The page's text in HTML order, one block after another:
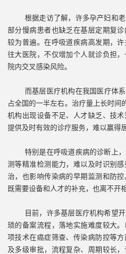
根据走访了解，许多孕产妇和老
部分慢病患者也缺乏在基层定期复
较为普遍。在呼吸道疾病高发期，
往大医院，不仅增加个人就诊负担
院内交叉感染风险。
而基层医疗机构在我国医疗体系
占全国的一半左右。治疗量上长时间
机构出现设备不足、人才缺乏、技
提供及时有效的诊疗服务，难以赢得
特别是在呼吸道疾病的诊断上，
测等精准检测能力，难以及时识别
治，也影响传染病的早期监测和防控
既需要设备和人才的补充，也离不开
目前，许多基层医疗机构希望开
琐的备案流程，落地实施难度较大
项技术在癌症筛查、传染病防控等
及多级审批，流程复杂、周期较长